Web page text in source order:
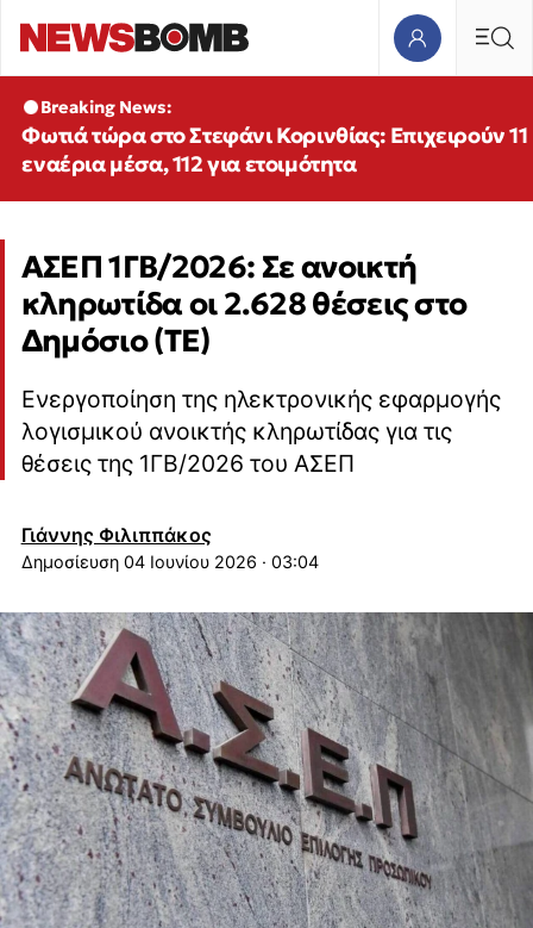
Breaking News:
Φωτιά τώρα στο Στεφάνι Κορινθίας: Επιχειρούν 11
εναέρια μέσα, 112 για ετοιμότητα
ΑΣΕΠ 1ΓΒ/2026: Σε ανοικτή
κληρωτίδα οι 2.628 θέσεις στο
Δημόσιο (ΤΕ)
Ενεργοποίηση της ηλεκτρονικής εφαρμογής
λογισμικού ανοικτής κληρωτίδας για τις
θέσεις της 1ΓΒ/2026 του ΑΣΕΠ
Γιάννης Φιλιππάκος
04 Ιουνίου 2026 · 03:04